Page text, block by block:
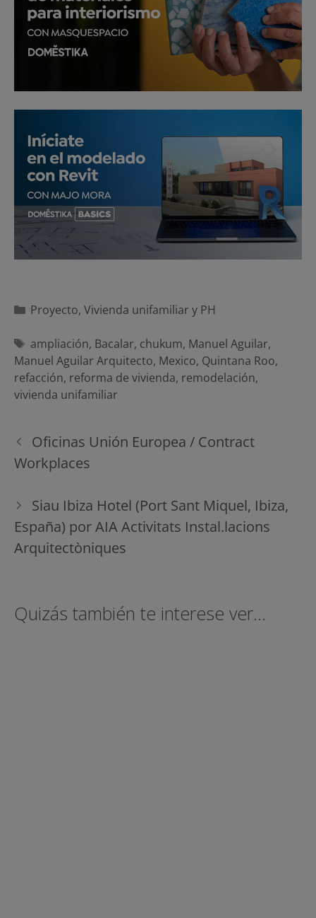
Categorías
Proyecto, Vivienda unifamiliar y PH
Etiquetas
ampliación, Bacalar, chukum, Manuel Aguilar,
Manuel Aguilar Arquitecto, Mexico, Quintana Roo,
refacción, reforma de vivienda, remodelación,
vivienda unifamiliar
Navegación
de
entradas
Oficinas Unión Europea / Contract
Workplaces
Siau Ibiza Hotel (Port Sant Miquel, Ibiza,
España) por AIA Activitats Instal.lacions
Arquitectòniques
Quizás también te interese ver...